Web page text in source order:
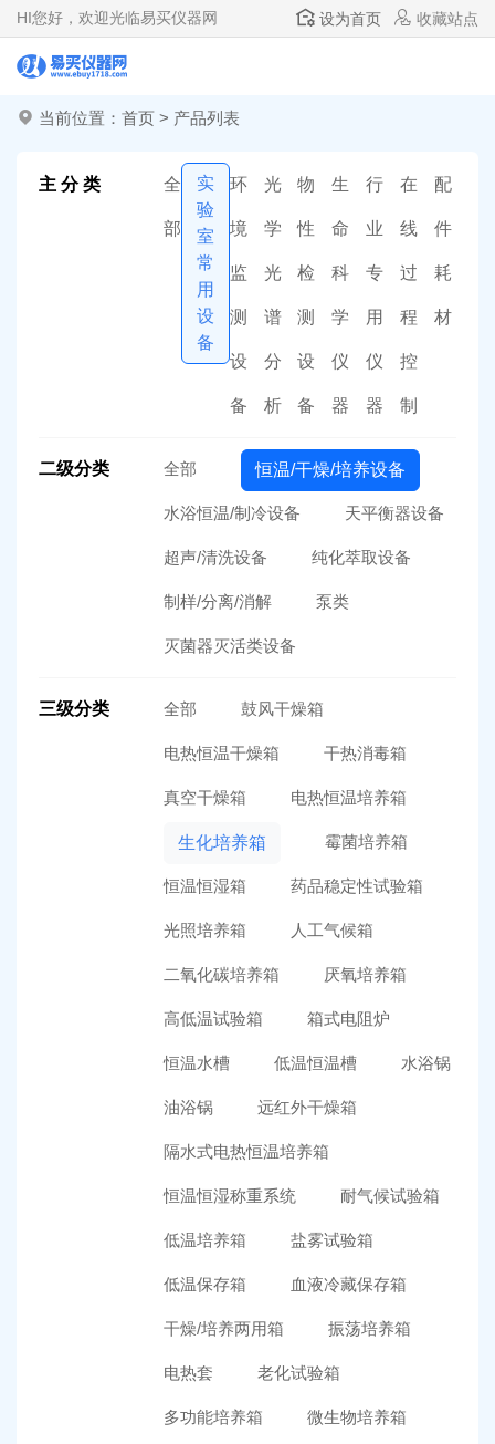
HI您好，欢迎光临易买仪器网 设为首页 收藏站点
当前位置： 首页 > 产品列表
主 分 类 全
部
实
验
室
常
用
设
备
环
境
监
测
设
备
光
学
光
谱
分
析
物
性
检
测
设
备
生
命
科
学
仪
器
行
业
专
用
仪
器
在
线
过
程
控
制
配
件
耗
材
二级分类 全部 恒温/干燥/培养设备
水浴恒温/制冷设备 天平衡器设备
超声/清洗设备 纯化萃取设备
制样/分离/消解 泵类
灭菌器灭活类设备
三级分类 全部 鼓风干燥箱
电热恒温干燥箱 干热消毒箱
真空干燥箱 电热恒温培养箱
生化培养箱 霉菌培养箱
恒温恒湿箱 药品稳定性试验箱
光照培养箱 人工气候箱
二氧化碳培养箱 厌氧培养箱
高低温试验箱 箱式电阻炉
恒温水槽 低温恒温槽 水浴锅
油浴锅 远红外干燥箱
隔水式电热恒温培养箱
恒温恒湿称重系统 耐气候试验箱
低温培养箱 盐雾试验箱
低温保存箱 血液冷藏保存箱
干燥/培养两用箱 振荡培养箱
电热套 老化试验箱
多功能培养箱 微生物培养箱